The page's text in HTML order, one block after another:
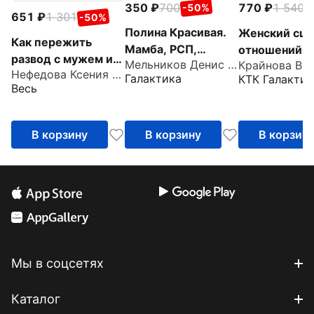
651 1 301 -50%
Как пережить
развод с мужем и
обрести новый
смысл жизни
Нефедова Ксения Леонидовна
Весь
В корзину
350 700 -50%
Полина Красивая.
Мамба, РСП,
любовь без секса,
или Убийца мужчин
Мельников Денис Андреевич
Галактика
В корзину
770 1 540
Женский
отношений.
понять и
Книга-
Крайнова
КТК
В корзину
Мы в соцсетях
Каталог